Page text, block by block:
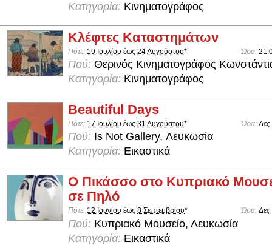
Κατηγορία: Κινηματογράφος
Κλέφτες Καταστημάτων
Πότε: 19 Ιουλίου έως 24 Αυγούστου* Ώρα:
Πού: Θερινός Κινηματογράφος
Κατηγορία: Κινηματογράφος
Beautiful Days
Πότε: 17 Ιουλίου έως 31 Αυγούστου* Ώρα:Δες
Πού: Is Not Gallery, Λευκωσία
Κατηγορία: Εικαστικά
Ο Πικάσσο στο Κυπριακό
σε Πηλό
Πότε: 12 Ιουνίου έως 8 Σεπτεμβρίου* Ώρα:Δες
Πού: Κυπριακό Μουσείο, Λευκωσία
Κατηγορία: Εικαστικά